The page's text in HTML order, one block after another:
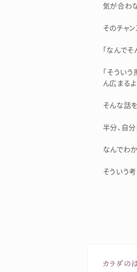
気が合わ
そのチャ
「なんで
「そうい
ん広まるよ
そんな話
半分、自
なんでわ
そういう
カラダの